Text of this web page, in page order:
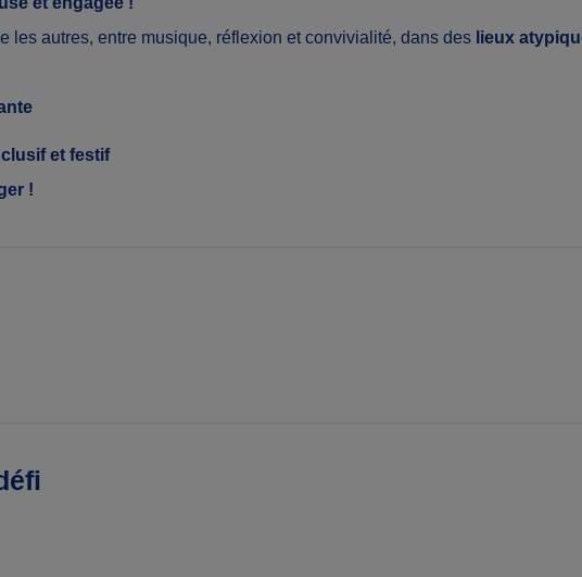
les autres, entre musique, réflexion et convivialité, dans des lieux
et festif
!